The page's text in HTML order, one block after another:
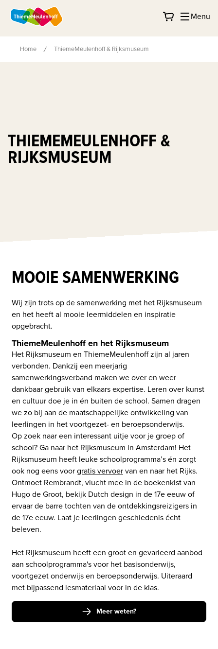
Menu
Home ThiemeMeulenhoff & Rijksmuseum
THIEMEMEULENHOFF &
RIJKSMUSEUM
MOOIE SAMENWERKING
Wij zijn trots op de samenwerking met het Rijksmuseum
en het heeft al mooie leermiddelen en inspiratie
ThiemeMeulenhoff en het Rijksmuseum
Het Rijksmuseum en ThiemeMeulenhoff zijn al jaren
verbonden. Dankzij een meerjarig
samenwerkingsverband maken we over en weer
dankbaar gebruik van elkaars expertise. Leren over kunst
en cultuur doe je in én buiten de school. Samen dragen
we zo bij aan de maatschappelijke ontwikkeling van
leerlingen in het voortgezet- en beroepsonderwijs.
Op zoek naar een interessant uitje voor je groep of
school? Ga naar het Rijksmuseum in Amsterdam! Het
Rijksmuseum heeft leuke schoolprogramma’s én zorgt
ook nog eens voor gratis vervoer van en naar het Rijks.
Ontmoet Rembrandt, vlucht mee in de boekenkist van
Hugo de Groot, bekijk Dutch design in de 17e eeuw of
ervaar de barre tochten van de ontdekkingsreizigers in
de 17e eeuw. Laat je leerlingen geschiedenis écht
beleven.
Het Rijksmuseum heeft een groot en gevarieerd aanbod
aan schoolprogramma's voor het basisonderwijs,
voortgezet onderwijs en beroepsonderwijs. Uiteraard
met bijpassend lesmateriaal voor in de klas.
Meer weten?